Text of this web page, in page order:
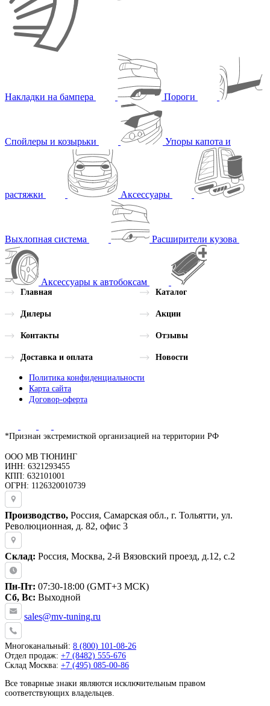
Накладки на бампера Пороги
Спойлеры и козырьки Упоры капота и
растяжки Аксессуары
Выхлопная система Расширители кузова
Аксессуары к автобоксам
Главная
Дилеры
Контакты
Доставка и оплата
Каталог
Акции
Отзывы
Новости
Политика конфиденциальности
Карта сайта
Договор-оферта
*Признан экстремисткой организацией на территории РФ
ООО МВ ТЮНИНГ
ИНН: 6321293455
КПП: 632101001
ОГРН: 1126320010739
Производство, Россия, Самарская обл., г. Тольятти, ул.
Революционная, д. 82, офис 3
Склад: Россия, Москва, 2-й Вязовский проезд, д.12, с.2
Пн-Пт: 07:30-18:00 (GMT+3 МСК)
Сб, Вс: Выходной
sales@mv-tuning.ru
Многоканальный: 8 (800) 101-08-26
Отдел продаж: +7 (8482) 555-676
Склад Москва: +7 (495) 085-00-86
Все товарные знаки являются исключительным правом
соответствующих владельцев.